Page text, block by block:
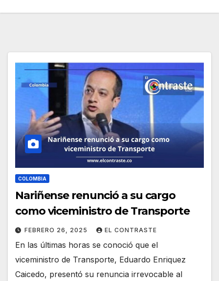
COLOMBIA
Nariñense renunció a su cargo
como viceministro de Transporte
FEBRERO 26, 2025 EL CONTRASTE
En las últimas horas se conoció que el
viceministro de Transporte, Eduardo Enriquez
Caicedo, presentó su renuncia irrevocable al